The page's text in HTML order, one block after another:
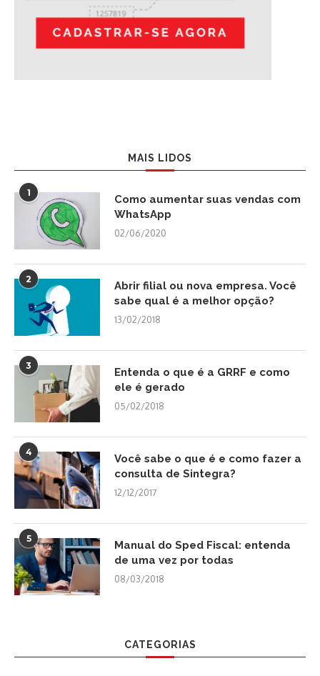
MAIS LIDOS
1
Como aumentar suas vendas com
WhatsApp
02/06/2020
2
Abrir filial ou nova empresa. Você
sabe qual é a melhor opção?
13/02/2018
3
Entenda o que é a GRRF e como
ele é gerado
05/02/2018
4
Você sabe o que é e como fazer a
consulta de Sintegra?
12/12/2017
5
Manual do Sped Fiscal: entenda
de uma vez por todas
08/03/2018
CATEGORIAS